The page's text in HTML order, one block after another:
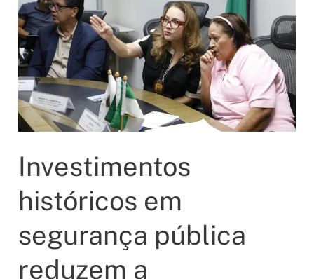
Oscar
com
quatro
indicações
para
O
Agente
Investimentos
históricos em
segurança pública
reduzem a